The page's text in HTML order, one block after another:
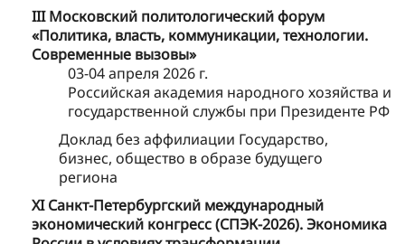
III Московский политологический форум
«Политика, власть, коммуникации, технологии.
Современные вызовы»
03-04 апреля 2026 г.
Российская академия народного хозяйства и
государственной службы при Президенте РФ
Доклад без аффилиации Государство,
бизнес, общество в образе будущего
региона
XI Санкт-Петербургский международный
экономический конгресс (СПЭК-2026). Экономика